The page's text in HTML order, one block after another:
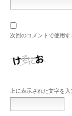
次回のコメントで使用
上に表示された文字を入